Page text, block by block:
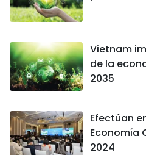
Vietnam
de la
2035
Efectúan
Economía
2024